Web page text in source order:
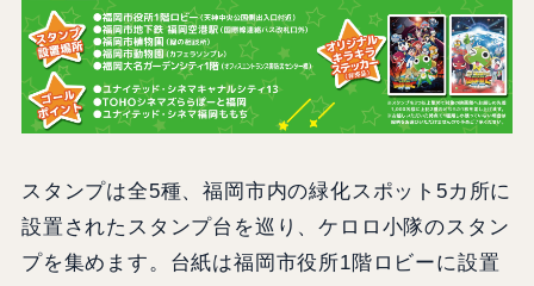
スタンプは全5種、福岡市内の緑化スポット5カ所に
設置されたスタンプ台を巡り、ケロロ小隊のスタン
プを集めます。台紙は福岡市役所1階ロビーに設置